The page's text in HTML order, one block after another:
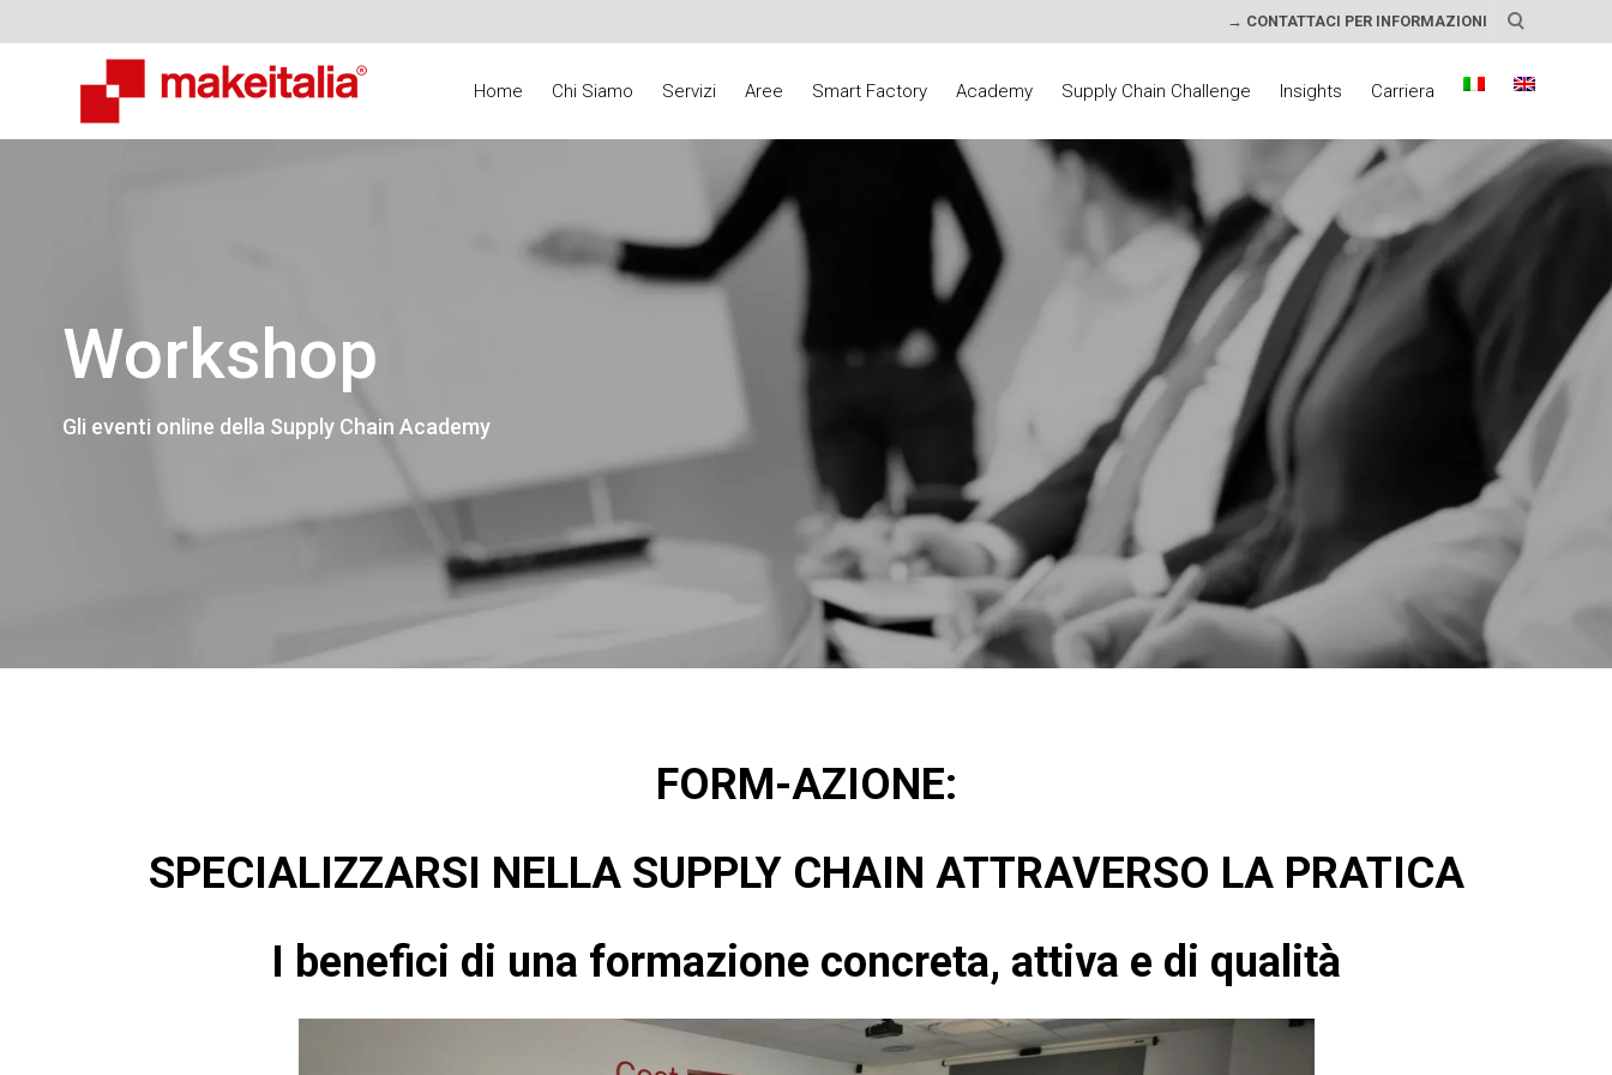
→ CONTATTACI PER INFORMAZIONI
Home Chi Siamo Servizi Aree Smart Factory Academy Supply Chain Challenge Insights Carriera
Workshop
Gli eventi online della Supply Chain Academy
FORM-AZIONE:
SPECIALIZZARSI NELLA SUPPLY CHAIN ATTRAVERSO LA PRATICA
I benefici di una formazione concreta, attiva e di qualità